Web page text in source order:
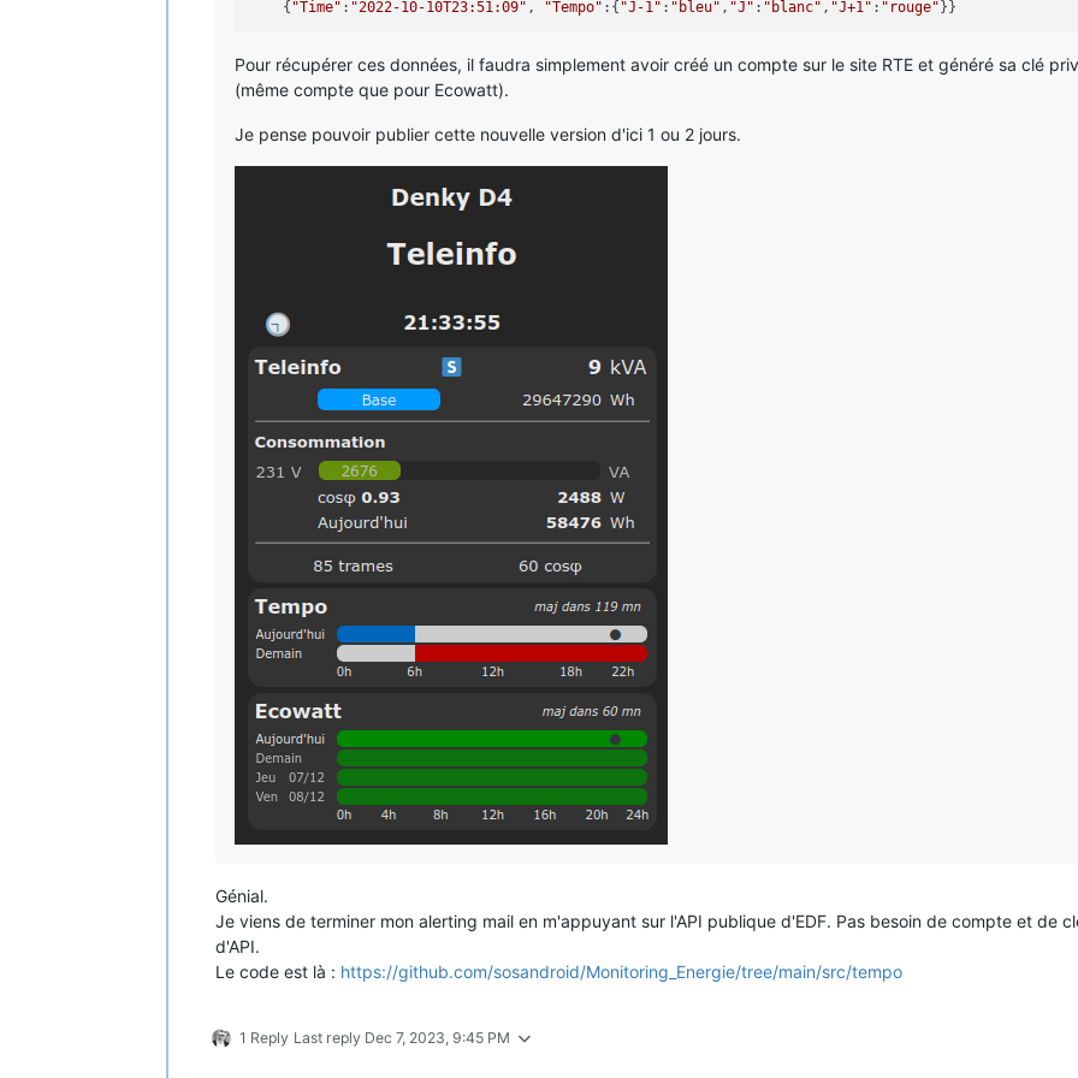
    {
"Time" : "2022-10-10T23:51:09" , "Tempo" :{ "J-1" : "bleu" , "J" : "blanc" , "J+1" : "rouge"
Pour récupérer ces données, il faudra simplement avoir créé un compte sur le site RTE et généré sa clé
(même compte que pour Ecowatt).
Je pense pouvoir publier cette nouvelle version d'ici 1 ou 2 jours.
Génial.
Je viens de terminer mon alerting mail en m'appuyant sur l'API publique d'EDF. Pas besoin de compte et de
d'API.
Le code est là : https://github.com/sosandroid/Monitoring_Energie/tree/main/src/tempo
1 Reply Last reply Dec 7, 2023, 9:45 PM